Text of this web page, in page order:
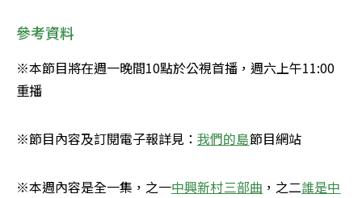
參考資料
※本節目將在週一晚間10點於公視首播，週六上午11:00
重播
※節目內容及訂閱電子報詳見： 我們的島節目網站
※本週內容是全一集，之一中興新村三部曲 ，之二誰是中